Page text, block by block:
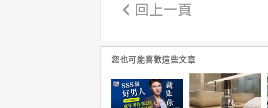
您也可能喜歡這些文章